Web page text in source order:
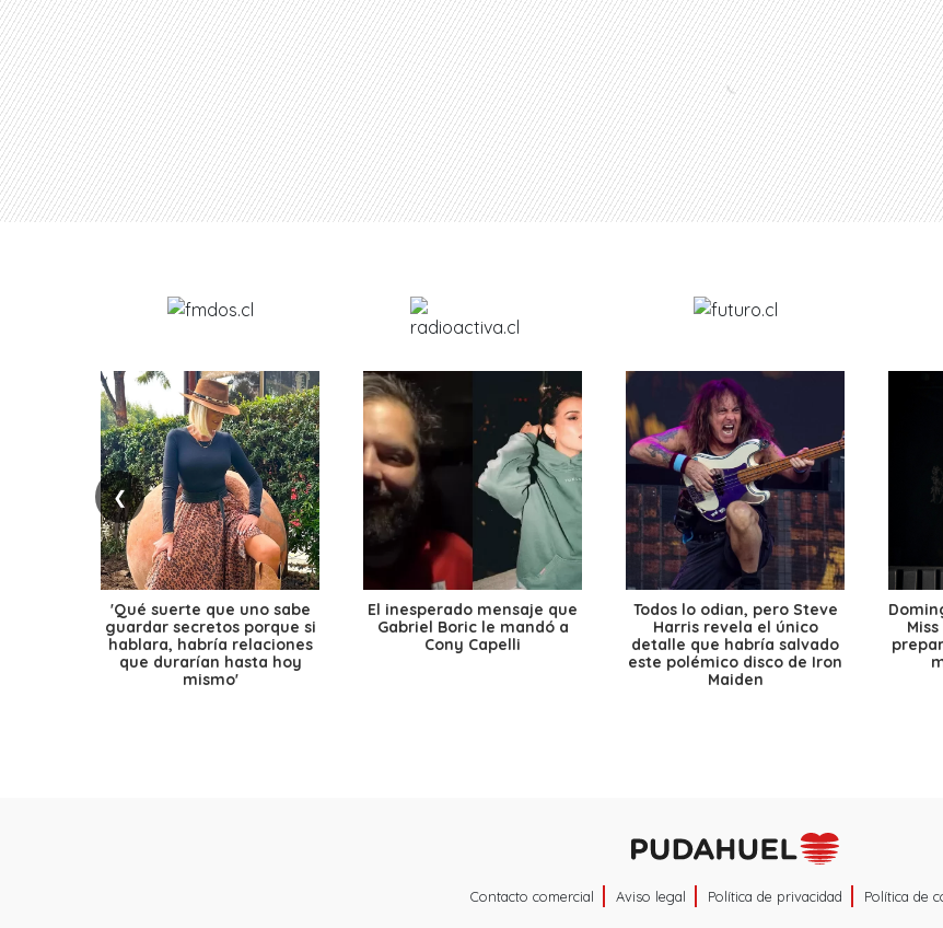
❮
'Qué suerte que uno sabe
guardar secretos porque si
hablara, habría relaciones
que durarían hasta hoy
mismo'
El inesperado mensaje que
Gabriel Boric le mandó a
Cony Capelli
Todos lo odian, pero Steve
Harris revela el único
detalle que habría salvado
este polémico disco de Iron
Maiden
Contacto comercial Aviso legal Política de privacidad Política de